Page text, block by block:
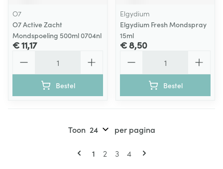
O7
O7 Active Zacht
Mondspoeling 500ml 0704nl
€ 11,17
Bestel
Elgydium
Elgydium Fresh Mondspray
15ml
€ 8,50
Bestel
Pagina's
U lees momenteel pagina
1 Pagina
2 Pagina
3 Pagina
4
Toon per pagina